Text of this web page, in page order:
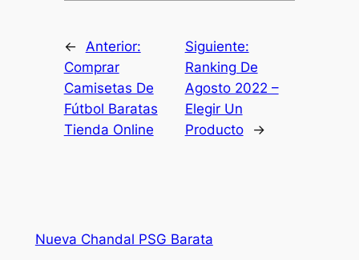
← Anterior:
Comprar
Camisetas De
Fútbol Baratas
Tienda Online
Siguiente:
Ranking De
Agosto 2022 –
Elegir Un
Producto
→
Nueva Chandal PSG Barata